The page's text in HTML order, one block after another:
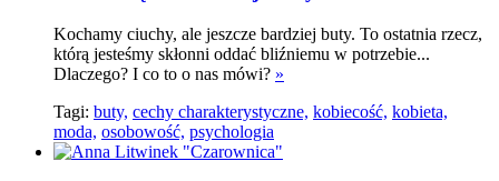
Kochamy ciuchy, ale jeszcze bardziej buty. To ostatnia rzecz,
którą jesteśmy skłonni oddać bliźniemu w potrzebie...
Dlaczego? I co to o nas mówi? »
Tagi: buty, cechy charakterystyczne, kobiecość, kobieta,
moda, osobowość, psychologia